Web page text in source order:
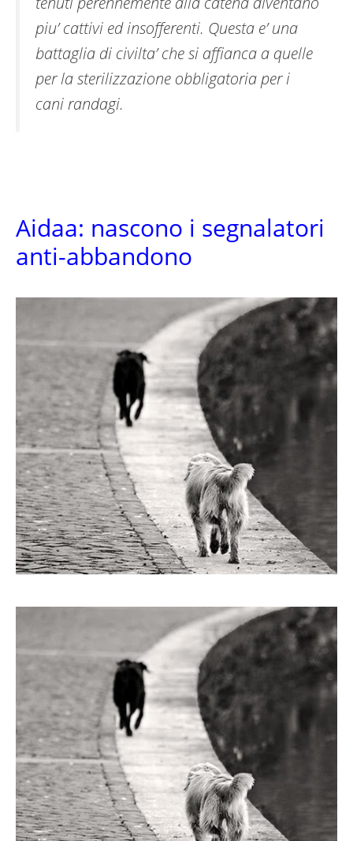
piu’ cattivi ed insofferenti. Questa e’ una
battaglia di civilta’ che si affianca a quelle
per la sterilizzazione obbligatoria per i
cani randagi.
Aidaa: nascono i segnalatori
anti-abbandono